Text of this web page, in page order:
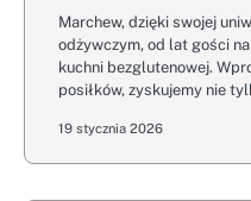
Marchew, dzięki swojej
odżywczym, od lat gości
kuchni bezglutenowej.
posiłków, zyskujemy nie
19 stycznia 2026